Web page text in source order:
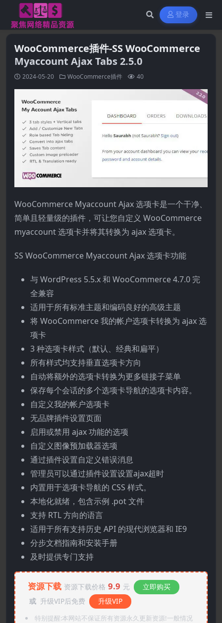
登录
WooCommerce插件-SS WooCommerce
Myaccount Ajax Tabs 2.5.0
2024-05-20 WooCommerce插件 40
WooCommerce Myaccount Ajax 选项卡是一个干净、
简单且轻量级的插件，可让您自定义 WooCommerce
myaccount 选项卡并将其转换为 ajax 选项卡。
SS WooCommerce Myaccount Ajax 选项卡功能
与 WordPress 5.5.x 和 WooCommerce 4.7.0 完
全兼容
适用于所有标准主题和编码良好的高级主题
将 WooCommerce 我的帐户选项卡转换为 ajax 选
项卡
3 种选项卡样式（默认、经典和扁平）
所有样式均支持垂直选项卡方向
自动将额外的选项卡转换为更多链接子菜单
保存每个会话的多个选项卡导航的选项卡内容。
自定义我的帐户选项卡
无品牌插件设置页面
启用或禁用 ajax 功能的选项
自定义图像预加载器选项
通过插件设置自定义错误消息
管理员可以通过插件设置设置ajax超时
内置用于选项卡导航的 CSS 样式。
本地化就绪，包含示例 .pot 文件
支持 RTL 方向的语言
适用于所有支持历史 API 的现代浏览器和 IE9
分步文档指南和安装手册
及时提供专门支持
资源下载 资源下载价格 9.9 元
立即购买
或 升级VIP后免费 升级VIP
特别提醒:本网站不保证所有资源永久更新资源!一般情况